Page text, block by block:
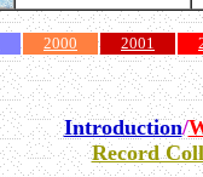
2000 2001
Introduction/
Record